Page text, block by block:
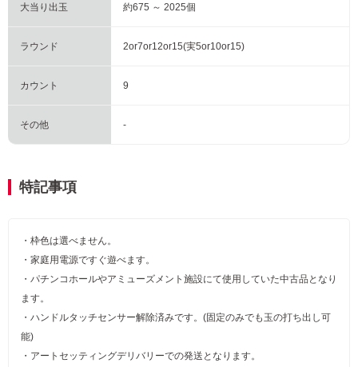
大当り出玉 約675 ～ 2025個
ラウンド 2or7or12or15(実5or10or15)
カウント 9
その他 -
特記事項
・枠色は選べません。
・家庭用電源ですぐ遊べます。
・パチンコホールやアミューズメント施設にて使用していた中古品となり
ます。
・ハンドルタッチセンサー解除済みです。(固定のみでも玉の打ち出し可
能)
・アートセッティングデリバリーでの発送となります。